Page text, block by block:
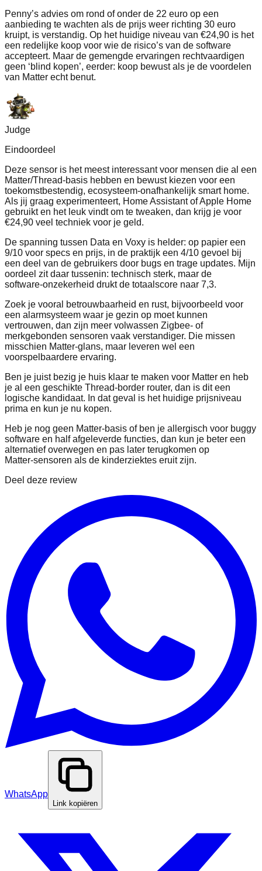
Penny’s advies om rond of onder de 22 euro op een
aanbieding te wachten als de prijs weer richting 30 euro
kruipt, is verstandig. Op het huidige niveau van €24,90 is het
een redelijke koop voor wie de risico’s van de software
accepteert. Maar de gemengde ervaringen rechtvaardigen
geen ‘blind kopen’, eerder: koop bewust als je de voordelen
van Matter echt benut.
Judge
Eindoordeel
Deze sensor is het meest interessant voor mensen die al een
Matter/Thread‑basis hebben en bewust kiezen voor een
toekomstbestendig, ecosysteem‑onafhankelijk smart home.
Als jij graag experimenteert, Home Assistant of Apple Home
gebruikt en het leuk vindt om te tweaken, dan krijg je voor
€24,90 veel techniek voor je geld.
De spanning tussen Data en Voxy is helder: op papier een
9/10 voor specs en prijs, in de praktijk een 4/10 gevoel bij
een deel van de gebruikers door bugs en trage updates. Mijn
oordeel zit daar tussenin: technisch sterk, maar de
software‑onzekerheid drukt de totaalscore naar 7,3.
Zoek je vooral betrouwbaarheid en rust, bijvoorbeeld voor
een alarmsysteem waar je gezin op moet kunnen
vertrouwen, dan zijn meer volwassen Zigbee‑ of
merkgebonden sensoren vaak verstandiger. Die missen
misschien Matter‑glans, maar leveren wel een
voorspelbaardere ervaring.
Ben je juist bezig je huis klaar te maken voor Matter en heb
je al een geschikte Thread‑border router, dan is dit een
logische kandidaat. In dat geval is het huidige prijsniveau
prima en kun je nu kopen.
Heb je nog geen Matter‑basis of ben je allergisch voor buggy
software en half afgeleverde functies, dan kun je beter een
alternatief overwegen en pas later terugkomen op
Matter‑sensoren als de kinderziektes eruit zijn.
Deel deze review
WhatsApp
Link kopiëren